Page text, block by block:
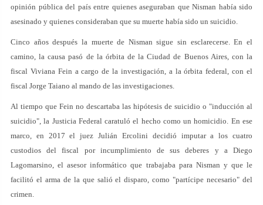
opinión pública del país entre quienes aseguraban que Nisman había sido
asesinado y quienes consideraban que su muerte había sido un suicidio.
Cinco años después la muerte de Nisman sigue sin esclarecerse. En el
camino, la causa pasó de la órbita de la Ciudad de Buenos Aires, con la
fiscal Viviana Fein a cargo de la investigación, a la órbita federal, con el
fiscal Jorge Taiano al mando de las investigaciones.
Al tiempo que Fein no descartaba las hipótesis de suicidio o "inducción al
suicidio", la Justicia Federal caratuló el hecho como un homicidio. En ese
marco, en 2017 el juez Julián Ercolini decidió imputar a los cuatro
custodios del fiscal por incumplimiento de sus deberes y a Diego
Lagomarsino, el asesor informático que trabajaba para Nisman y que le
facilitó el arma de la que salió el disparo, como "partícipe necesario" del
crimen.